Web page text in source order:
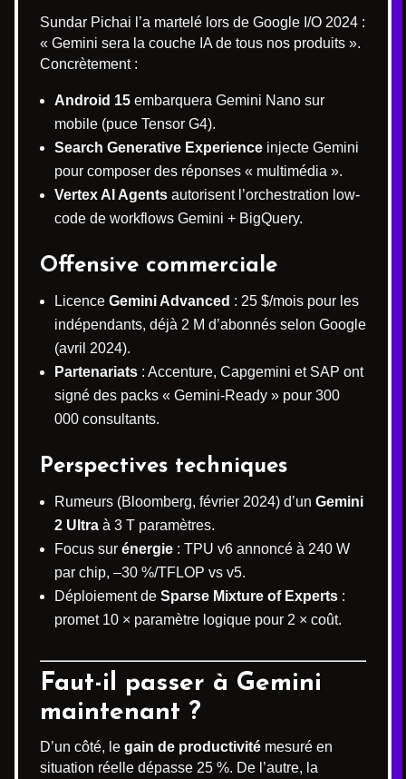
Sundar Pichai l’a martelé lors de Google I/O 2024 :
« Gemini sera la couche IA de tous nos produits ».
Concrètement :
Android 15 embarquera Gemini Nano sur
mobile (puce Tensor G4).
Search Generative Experience injecte Gemini
pour composer des réponses « multimédia ».
Vertex AI Agents autorisent l’orchestration low-
code de workflows Gemini + BigQuery.
Offensive commerciale
Licence Gemini Advanced : 25 $/mois pour les
indépendants, déjà 2 M d’abonnés selon Google
(avril 2024).
Partenariats : Accenture, Capgemini et SAP ont
signé des packs « Gemini-Ready » pour 300
000 consultants.
Perspectives techniques
Rumeurs (Bloomberg, février 2024) d’un Gemini
2 Ultra à 3 T paramètres.
Focus sur énergie : TPU v6 annoncé à 240 W
par chip, –30 %/TFLOP vs v5.
Déploiement de Sparse Mixture of Experts :
promet 10 × paramètre logique pour 2 × coût.
Faut-il passer à Gemini
maintenant ?
D’un côté, le gain de productivité mesuré en
situation réelle dépasse 25 %. De l’autre, la